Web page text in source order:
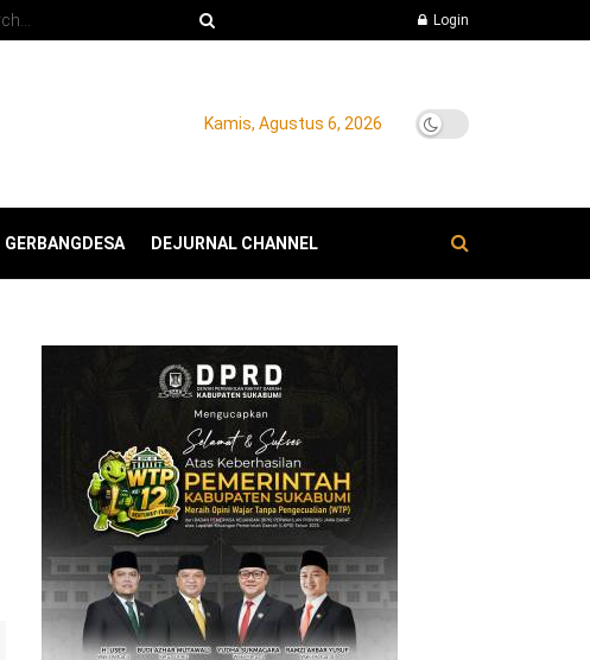
Login
Kamis, Agustus 6, 2026
GERBANGDESA DEJURNAL CHANNEL